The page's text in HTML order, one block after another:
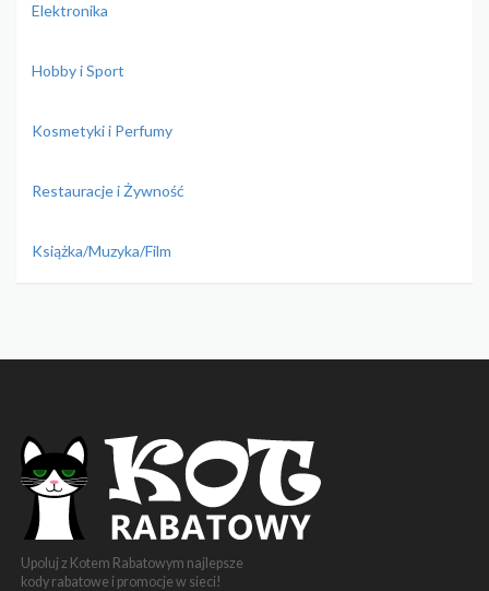
Elektronika
Hobby i Sport
Kosmetyki i Perfumy
Restauracje i Żywność
Książka/Muzyka/Film
Upoluj z Kotem Rabatowym najlepsze
kody rabatowe i promocje w sieci!